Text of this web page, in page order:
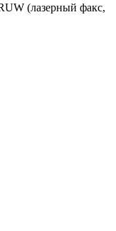
(лазерный факс,